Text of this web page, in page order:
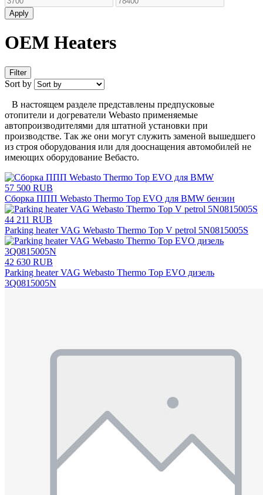
Apply
OEM Heaters
Filter
Sort by
В настоящем разделе представлены предпусковые
отопители и догреватели Webasto применяемые
автопроизводителями для штатной установки при
производстве. Так же они могут служить заменой вышедшего
из строя оборудования или для дооснащения автомобилей не
имеющих оборудование Вебасто.
57 500 RUB
Сборка ППП Webasto Thermo Top EVO для BMW бензин
44 211 RUB
Parking heater VAG Webasto Thermo Top V petrol 5N0815005S
42 630 RUB
Parking heater VAG Webasto Thermo Top EVO дизель
3Q0815005N